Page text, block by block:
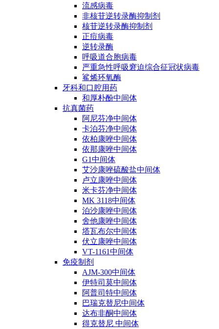
流感病毒
非核苷逆转录酶抑制剂
核苷逆转录酶抑制剂
正痘病毒
逆转录酶
呼吸道合胞病毒
严重急性呼吸窘迫综合征冠状病毒
鲨烯环氧酶
牙科和口腔用药
和厚朴酚中间体
抗真菌药
阿尼芬净中间体
卡泊芬净中间体
依柏康唑中间体
依那康唑中间体
G1中间体
艾沙康唑硫酸盐中间体
卢立康唑中间体
米卡芬净中间体
MK 3118中间体
泊沙康唑中间体
舍他康唑中间体
塔瓦布尔中间体
伏立康唑中间体
VT-1161中间体
免疫制剂
AJM-300中间体
伊特司莫中间体
阿普司特中间体
巴瑞克替尼中间体
达布非酮中间体
得克替尼 中间体